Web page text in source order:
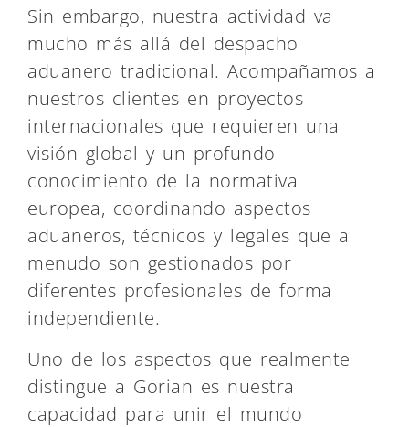
Sin embargo, nuestra actividad va
mucho más allá del despacho
aduanero tradicional. Acompañamos a
nuestros clientes en proyectos
internacionales que requieren una
visión global y un profundo
conocimiento de la normativa
europea, coordinando aspectos
aduaneros, técnicos y legales que a
menudo son gestionados por
diferentes profesionales de forma
independiente.
Uno de los aspectos que realmente
distingue a Gorian es nuestra
capacidad para unir el mundo